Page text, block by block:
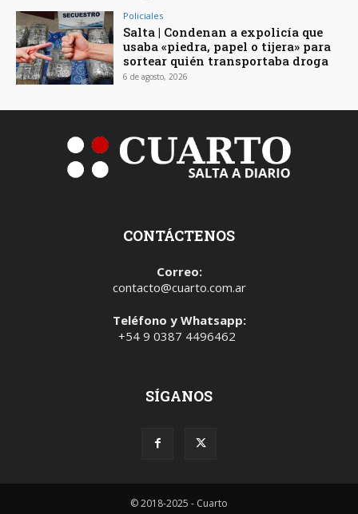
Policiales
Salta | Condenan a expolicía que
usaba «piedra, papel o tijera» para
sortear quién transportaba droga
6 de agosto, 2026
CONTÁCTENOS
Correo:
contacto@cuarto.com.ar
Teléfono y Whatsapp:
+54 9 0387 4496462
SÍGANOS
© 2018-2025 - Cuarto